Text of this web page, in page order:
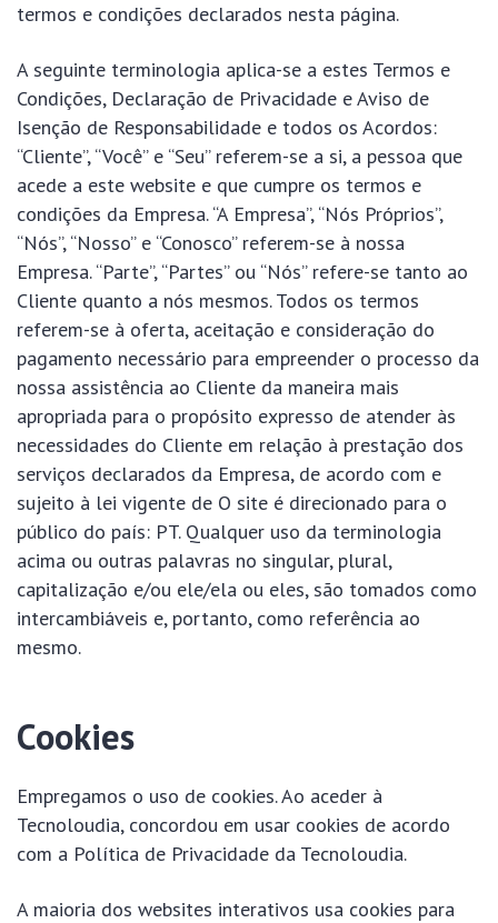
termos e condições declarados nesta página.
A seguinte terminologia aplica-se a estes Termos e
Condições, Declaração de Privacidade e Aviso de
Isenção de Responsabilidade e todos os Acordos:
“Cliente”, “Você” e “Seu” referem-se a si, a pessoa que
acede a este website e que cumpre os termos e
condições da Empresa. “A Empresa”, “Nós Próprios”,
“Nós”, “Nosso” e “Conosco” referem-se à nossa
Empresa. “Parte”, “Partes” ou “Nós” refere-se tanto ao
Cliente quanto a nós mesmos. Todos os termos
referem-se à oferta, aceitação e consideração do
pagamento necessário para empreender o processo da
nossa assistência ao Cliente da maneira mais
apropriada para o propósito expresso de atender às
necessidades do Cliente em relação à prestação dos
serviços declarados da Empresa, de acordo com e
sujeito à lei vigente de O site é direcionado para o
público do país: PT. Qualquer uso da terminologia
acima ou outras palavras no singular, plural,
capitalização e/ou ele/ela ou eles, são tomados como
intercambiáveis e, portanto, como referência ao
mesmo.
Cookies
Empregamos o uso de cookies. Ao aceder à
Tecnoloudia, concordou em usar cookies de acordo
com a Política de Privacidade da Tecnoloudia.
A maioria dos websites interativos usa cookies para